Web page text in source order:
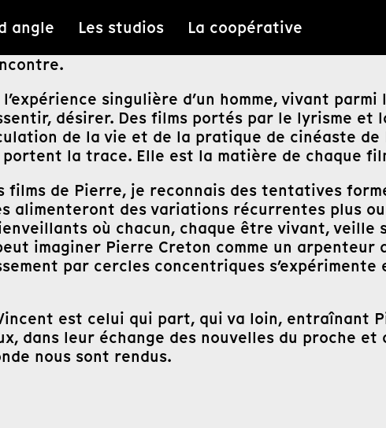
angle Les studios La coopérative
singulière d’un homme, vivant
désirer. Des films portés par le lyrisme et
de la vie et de la pratique de cinéaste
la trace. Elle est la matière de chaque
films de Pierre, je reconnais des tentatives
alimenteront des variations récurrentes plus
où chacun, chaque être vivant, veille
imaginer Pierre Creton comme un
par cercles concentriques
est celui qui part, qui va loin, entraînant
dans leur échange des nouvelles du proche
nous sont rendus.